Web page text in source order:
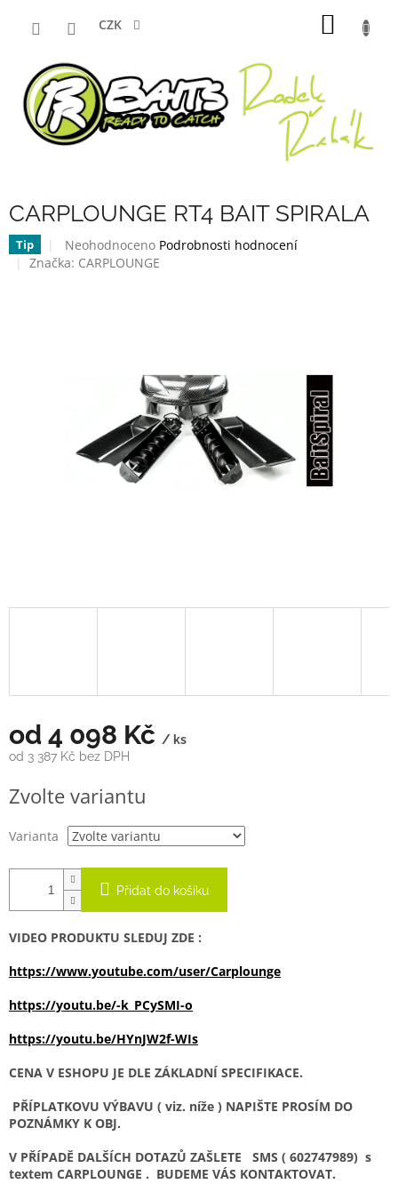
CZK
CARPLOUNGE RT4 BAIT SPIRALA
Tip
Průměrné
hodnocení
Neohodnoceno Podrobnosti hodnocení
Značka: CARPLOUNGE
od 4 098 Kč / ks
od 3 387 Kč bez DPH
cena:
Zvolte variantu
Varianta
Přidat do košíku
VIDEO PRODUKTU SLEDUJ ZDE :
https://www.youtube.com/user/Carplounge
https://youtu.be/-k_PCySMI-o
https://youtu.be/HYnJW2f-WIs
CENA V ESHOPU JE DLE ZÁKLADNÍ SPECIFIKACE.
PŘÍPLATKOVU VÝBAVU ( viz. níže ) NAPIŠTE PROSÍM DO
POZNÁMKY K OBJ.
V PŘÍPADĚ DALŠÍCH DOTAZŮ ZAŠLETE SMS ( 602747989) s
textem CARPLOUNGE . BUDEME VÁS KONTAKTOVAT.